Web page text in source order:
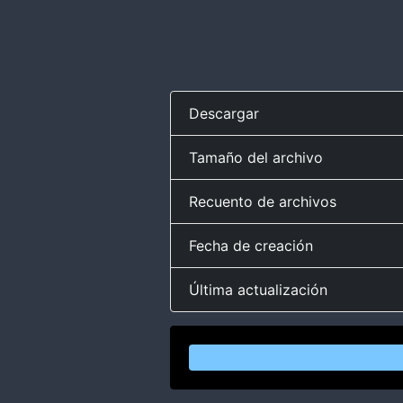
Descargar
Tamaño del archivo
Recuento de archivos
Fecha de creación
Última actualización